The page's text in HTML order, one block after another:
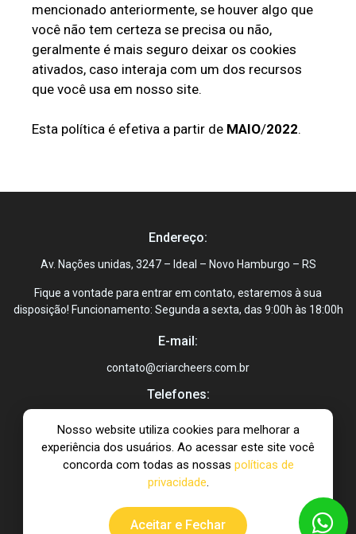
mencionado anteriormente, se houver algo que
você não tem certeza se precisa ou não,
geralmente é mais seguro deixar os cookies
ativados, caso interaja com um dos recursos
que você usa em nosso site.
Esta política é efetiva a partir de MAIO/2022.
Endereço:
Av. Nações unidas, 3247 – Ideal – Novo Hamburgo – RS
Fique a vontade para entrar em contato, estaremos à sua
disposição! Funcionamento: Segunda a sexta, das 9:00h às 18:00h
E-mail:
contato@criarcheers.com.br
Telefones:
Criar Cheers © 2022
Website desenvolvido porAgência Classe
Nosso website utiliza cookies para melhorar a
experiência dos usuários. Ao acessar este site você
concorda com todas as nossas políticas de
privacidade.
Aceitar e Fechar